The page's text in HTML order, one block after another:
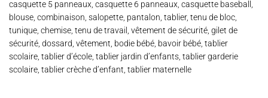
casquette 5 panneaux, casquette 6 panneaux, casquette baseball,
blouse, combinaison, salopette, pantalon, tablier, tenu de bloc,
tunique, chemise, tenu de travail, vêtement de sécurité, gilet de
sécurité, dossard, vêtement, bodie bébé, bavoir bébé, tablier
scolaire, tablier d’école, tablier jardin d’enfants, tablier garderie
scolaire, tablier crèche d’enfant, tablier maternelle